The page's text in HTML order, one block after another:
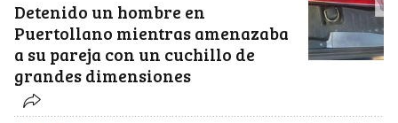
Detenido un hombre en
Puertollano mientras amenazaba
a su pareja con un cuchillo de
grandes dimensiones